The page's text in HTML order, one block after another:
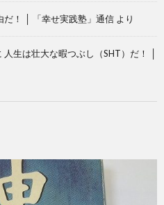
だ！ │ 「幸せ実践塾」通信 より
人生は壮大な暇つぶし（SHT）だ！ │